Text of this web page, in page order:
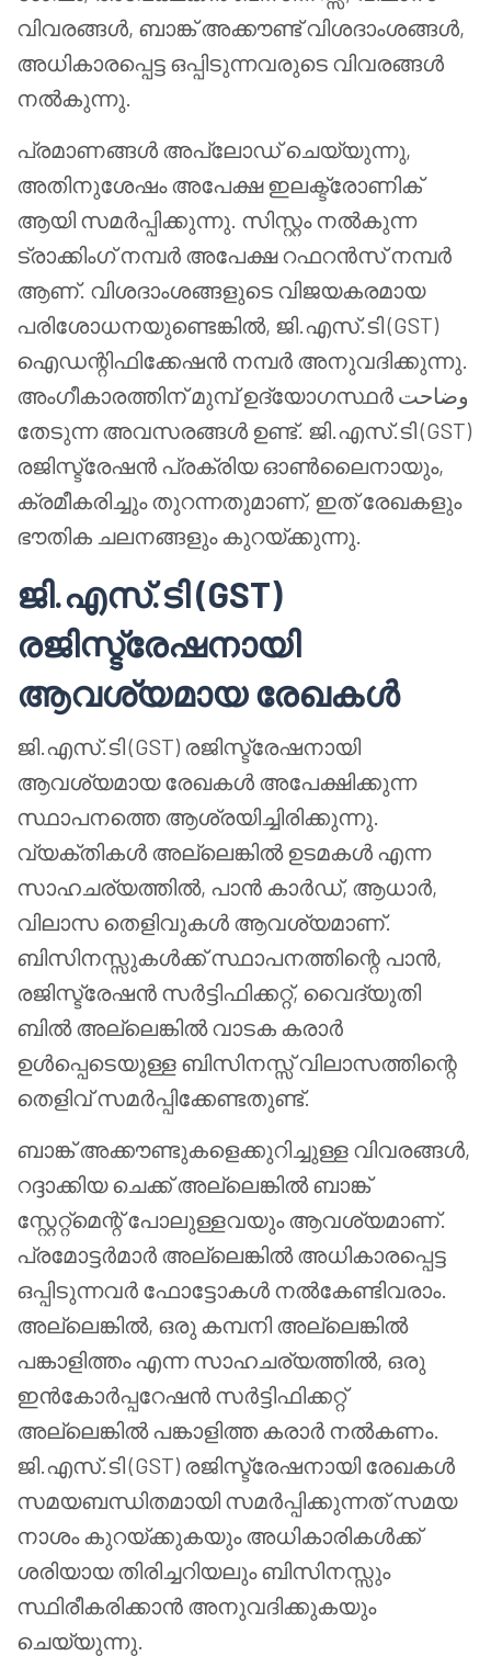
വിവരങ്ങൾ, ബാങ്ക് അക്കൗണ്ട് വിശദാംശങ്ങൾ,
അധികാരപ്പെട്ട ഒപ്പിടുന്നവരുടെ വിവരങ്ങൾ
നൽകുന്നു.
പ്രമാണങ്ങൾ അപ്‌ലോഡ് ചെയ്യുന്നു,
അതിനുശേഷം അപേക്ഷ ഇലക്ട്രോണിക്
ആയി സമർപ്പിക്കുന്നു. സിസ്റ്റം നൽകുന്ന
ട്രാക്കിംഗ് നമ്പർ അപേക്ഷ റഫറൻസ് നമ്പർ
ആണ്. വിശദാംശങ്ങളുടെ വിജയകരമായ
പരിശോധനയുണ്ടെങ്കിൽ, ജി.എസ്.ടി (GST)
ഐഡന്റിഫിക്കേഷൻ നമ്പർ അനുവദിക്കുന്നു.
അംഗീകാരത്തിന് മുമ്പ് ഉദ്യോഗസ്ഥർ وضاحت
തേടുന്ന അവസരങ്ങൾ ഉണ്ട്. ജി.എസ്.ടി (GST)
രജിസ്ട്രേഷൻ പ്രക്രിയ ഓൺലൈനായും,
ക്രമീകരിച്ചും തുറന്നതുമാണ്, ഇത് രേഖകളും
ഭൗതിക ചലനങ്ങളും കുറയ്ക്കുന്നു.
ജി.എസ്.ടി (GST)
രജിസ്ട്രേഷനായി
ആവശ്യമായ രേഖകൾ
ജി.എസ്.ടി (GST) രജിസ്ട്രേഷനായി
ആവശ്യമായ രേഖകൾ അപേക്ഷിക്കുന്ന
സ്ഥാപനത്തെ ആശ്രയിച്ചിരിക്കുന്നു.
വ്യക്തികൾ അല്ലെങ്കിൽ ഉടമകൾ എന്ന
സാഹചര്യത്തിൽ, പാൻ കാർഡ്, ആധാർ,
വിലാസ തെളിവുകൾ ആവശ്യമാണ്.
ബിസിനസ്സുകൾക്ക് സ്ഥാപനത്തിന്റെ പാൻ,
രജിസ്ട്രേഷൻ സർട്ടിഫിക്കറ്റ്, വൈദ്യുതി
ബിൽ അല്ലെങ്കിൽ വാടക കരാർ
ഉൾപ്പെടെയുള്ള ബിസിനസ്സ് വിലാസത്തിന്റെ
തെളിവ് സമർപ്പിക്കേണ്ടതുണ്ട്.
ബാങ്ക് അക്കൗണ്ടുകളെക്കുറിച്ചുള്ള വിവരങ്ങൾ,
റദ്ദാക്കിയ ചെക്ക് അല്ലെങ്കിൽ ബാങ്ക്
സ്റ്റേറ്റ്‌മെന്റ് പോലുള്ളവയും ആവശ്യമാണ്.
പ്രമോട്ടർമാർ അല്ലെങ്കിൽ അധികാരപ്പെട്ട
ഒപ്പിടുന്നവർ ഫോട്ടോകൾ നൽകേണ്ടിവരാം.
അല്ലെങ്കിൽ, ഒരു കമ്പനി അല്ലെങ്കിൽ
പങ്കാളിത്തം എന്ന സാഹചര്യത്തിൽ, ഒരു
ഇൻകോർപ്പറേഷൻ സർട്ടിഫിക്കറ്റ്
അല്ലെങ്കിൽ പങ്കാളിത്ത കരാർ നൽകണം.
ജി.എസ്.ടി (GST) രജിസ്ട്രേഷനായി രേഖകൾ
സമയബന്ധിതമായി സമർപ്പിക്കുന്നത് സമയ
നാശം കുറയ്ക്കുകയും അധികാരികൾക്ക്
ശരിയായ തിരിച്ചറിയലും ബിസിനസ്സും
സ്ഥിരീകരിക്കാൻ അനുവദിക്കുകയും
ചെയ്യുന്നു.